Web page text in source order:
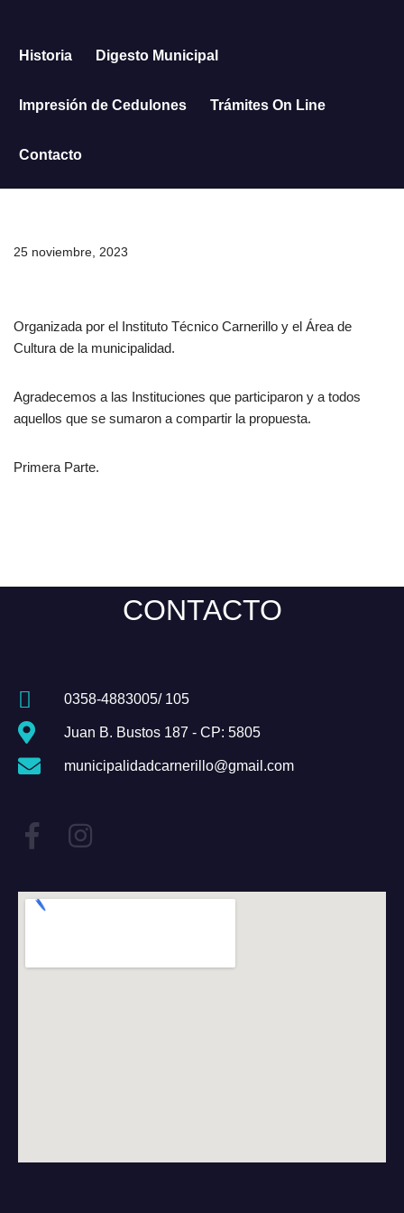
Saltar
Historia Digesto Municipal
Impresión de Cedulones Trámites On Line
Contacto
25 noviembre, 2023
Organizada por el Instituto Técnico Carnerillo y el Área de
Cultura de la municipalidad.
Agradecemos a las Instituciones que participaron y a todos
aquellos que se sumaron a compartir la propuesta.
Primera Parte.
CONTACTO
0358-4883005/ 105
Juan B. Bustos 187 - CP: 5805
municipalidadcarnerillo@gmail.com